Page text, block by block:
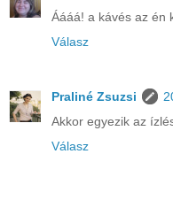
Áááá! a kávés az én
Válasz
Praliné Zsuzsi
Akkor egyezik az
Válasz